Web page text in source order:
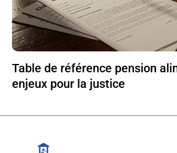
Table de référence pension
enjeux pour la justice